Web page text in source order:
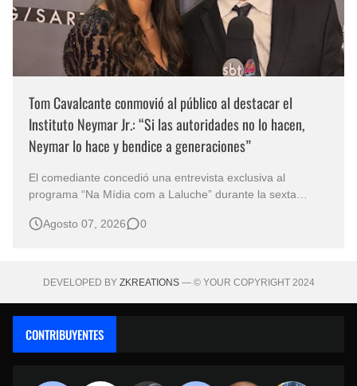
Tom Cavalcante conmovió al público al destacar el
Instituto Neymar Jr.: “Si las autoridades no lo hacen,
Neymar lo hace y bendice a generaciones”
El comediante concedió una entrevista exclusiva al
programa “Na Mídia com a Laluche” durante la sexta
eventos benéficos más importantes de Brasil. En medio del
Agosto 07, 2026 0
DEVELOPED BY ZKREATIONS— © YOUR COPYRIGHT 2024
CONTRIBUYENTES